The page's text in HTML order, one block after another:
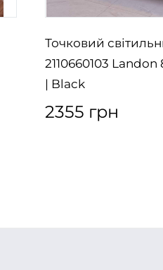
Точковий
2110660103
| Black
2355 грн